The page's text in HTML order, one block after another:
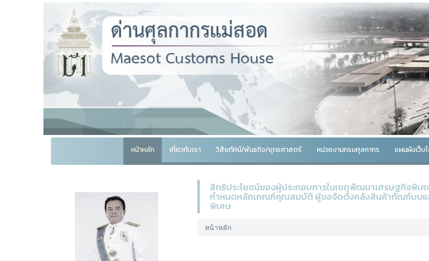
หน้าหลัก เกี่ยวกับเรา วิสัยทัศน์/พันธกิจ/ยุทธศาสตร์ หน่วยงานกรมศุลกากร แผนผังเว็บ
สิทธิประโยชน์ของผู้ประกอบการในเขตพัฒนาเศรษฐกิจพิเ
กำหนดหลักเกณฑ์คุณสมบัติ ผู้ขอจัดตั้งคลังสินค้าทัณฑ์บนแ
พิเศษ
หน้าหลัก